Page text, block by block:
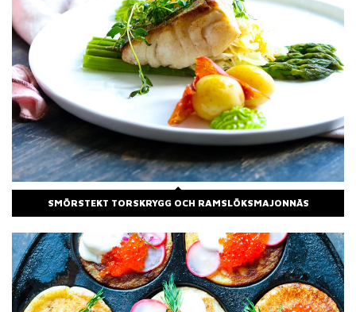
SMÖRSTEKT TORSKRYGG OCH RAMSLÖKSMAJONNÄS